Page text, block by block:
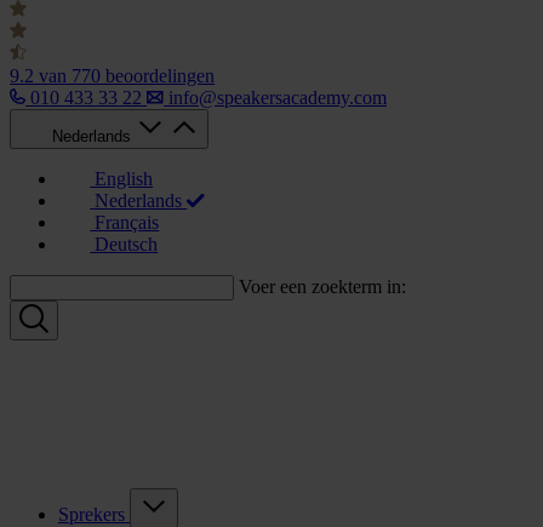
9.2 van 770 beoordelingen
010 433 33 22
info@speakersacademy.com
Nederlands
English
Nederlands
Français
Deutsch
Voer een zoekterm in:
Sprekers